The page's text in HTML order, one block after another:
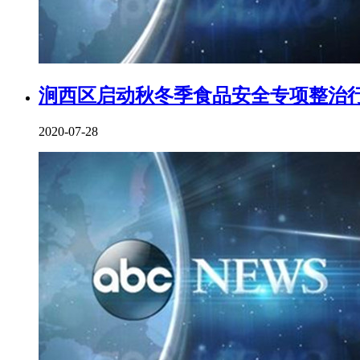
涧西区启动秋冬季食品安全专项整治
2020-07-28